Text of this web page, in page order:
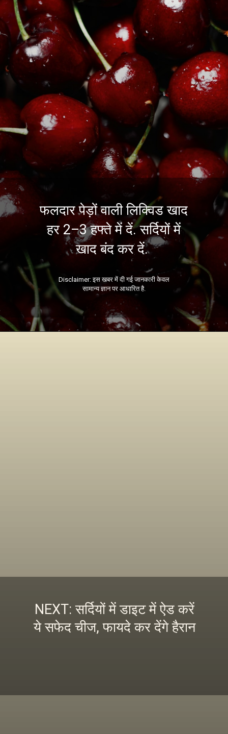
फलदार पेड़ों वाली लिक्विड खाद
हर 2–3 हफ्ते में दें. सर्दियों में
खाद बंद कर दें.
Disclaimer: इस खबर में दी गई जानकारी केवल
सामान्य ज्ञान पर आधारित है.
NEXT: सर्दियों में डाइट में ऐड करें
ये सफेद चीज, फायदे कर देंगे हैरान